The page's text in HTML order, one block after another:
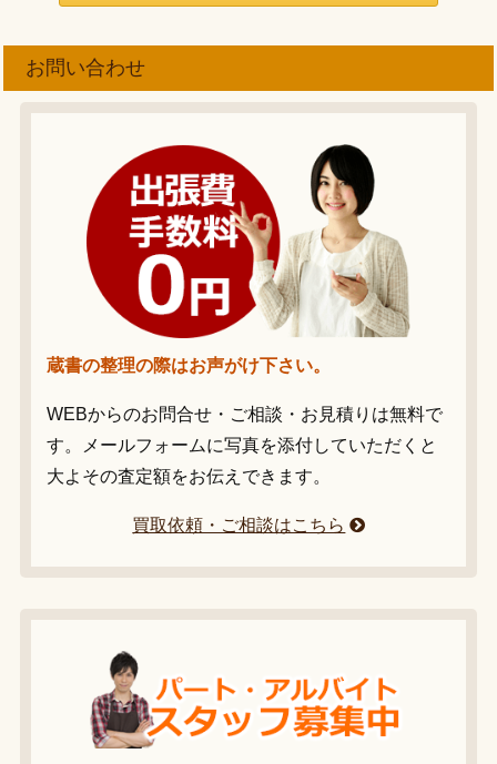
お問い合わせ
蔵書の整理の際はお声がけ下さい。
WEBからのお問合せ・ご相談・お見積りは無料で
す。メールフォームに写真を添付していただくと
大よその査定額をお伝えできます。
買取依頼・ご相談はこちら